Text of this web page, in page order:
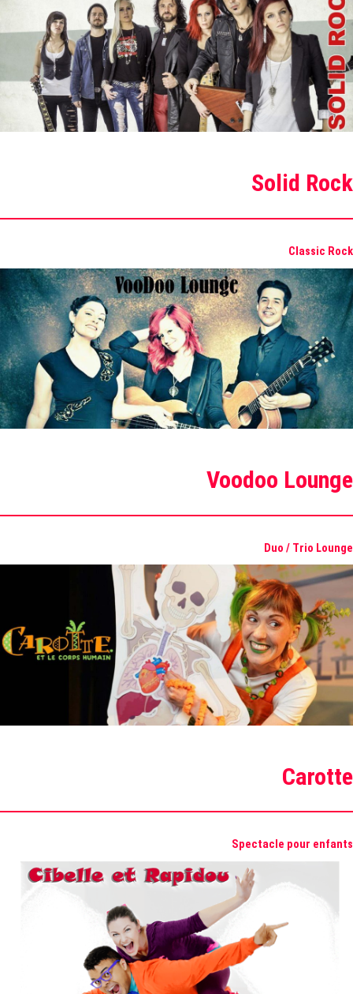
Solid Rock
Classic Rock
Voodoo Lounge
Duo / Trio Lounge
Carotte
Spectacle pour enfants